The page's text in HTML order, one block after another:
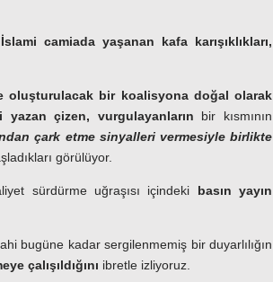
İslami camiada yaşanan kafa karışıklıkları,
oluşturulacak bir koalisyona doğal olarak
yazan çizen, vurgulayanların bir kısmının
çark etme sinyalleri vermesiyle birlikte
görülüyor.
sürdürme uğraşısı içindeki basın yayın
bugüne kadar sergilenmemiş bir duyarlılığın
çalışıldığını ibretle izliyoruz.